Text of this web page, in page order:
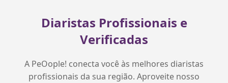
Diaristas Profissionais e
Verificadas
A PeOople! conecta você às melhores diaristas
profissionais da sua região. Aproveite nosso